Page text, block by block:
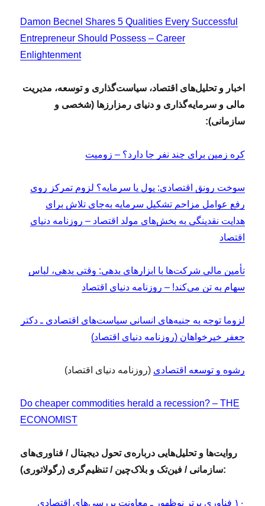
Damon Becnel Shares 5 Qualities Every Successful
Entrepreneur Should Possess – Career
Enlightenment
اخبار و تحلیل‌های اقتصاد، سیاست‌گذاری و توسعه، مدیریت
مالی و سرمایه‌گذاری و دنیای رمزارزها (شخصی و
سازمانی):
کره زمین برای چند نفر جا دارد؟ – زومیت
سوخت رونق اقتصادی: پول یا سرمایه؟ لزوم تمرکز روی
رفع عوامل مزاحم تشکیل سرمایه به‌جای تلاش برای
هدایت نقدینگی به بخش‌های مولد اقتصاد – روزنامه دنیای
اقتصاد
تأمین مالی شرکت‌ها با ابزارهای بدهی: وقتی بدهی، لباس
سهام به تن می‌کند! – روزنامه دنیای اقتصاد
لزوما توجه به جنبه‌‏های انسانی سیاست‌‏های اقتصادی ـ دکتر
جعفر خیرخواهان (روزنامه دنیای اقتصاد)
رشوه و توسعه اقتصادی (روزنامه دنیای اقتصاد)
Do cheaper commodities herald a recession? – THE
ECONOMIST
روایت‌ها و تحلیل‌هایی درباره‌ی تحول دیجیتال / فناوری‌های
سازمانی / فین‌تک و بلاک‌چین / تنظیم‌گری (رگولاتوری):
۱۰ فناوری‏ برتر نوظهور ـ معاونت بررسی‌های اقتصادی